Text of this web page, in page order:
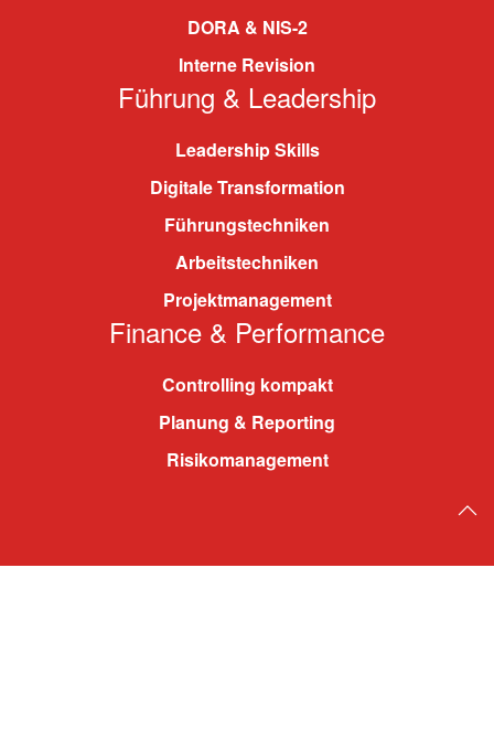
DORA & NIS-2
Interne Revision
Führung & Leadership
Leadership Skills
Digitale Transformation
Führungstechniken
Arbeitstechniken
Projektmanagement
Finance & Performance
Controlling kompakt
Planung & Reporting
Risikomanagement